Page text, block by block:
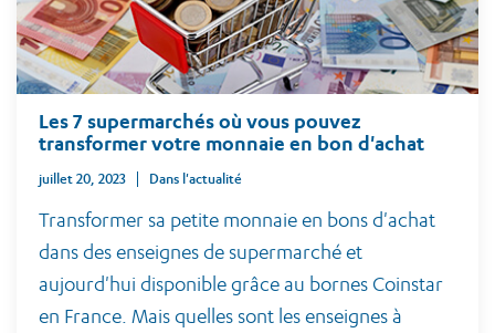
Les 7 supermarchés où vous pouvez
transformer votre monnaie en bon d'achat
juillet 20, 2023 Dans l'actualité
Transformer sa petite monnaie en bons d'achat
dans des enseignes de supermarché et
aujourd'hui disponible grâce au bornes Coinstar
en France. Mais quelles sont les enseignes à